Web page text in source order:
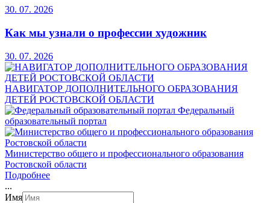
30. 07. 2026
Как мы узнали о профессии художник
30. 07. 2026
НАВИГАТОР ДОПОЛНИТЕЛЬНОГО ОБРАЗОВАНИЯ
ДЕТЕЙ РОСТОВСКОЙ ОБЛАСТИ
Федеральный
образовательный портал
Министерство общего и профессионального образования
Ростовской области
Подробнее
...
Имя